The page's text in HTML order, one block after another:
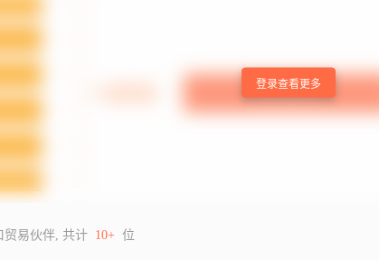
登录查看更多
贸易伙伴, 共计 10+ 位